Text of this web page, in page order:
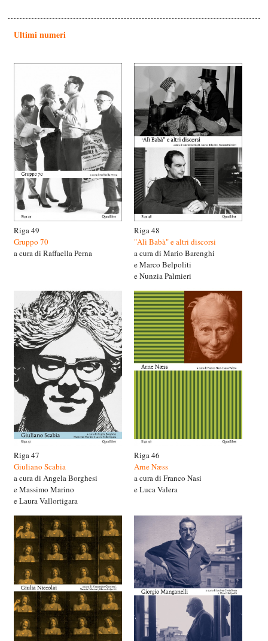
Ultimi numeri
Riga 49
Gruppo 70
a cura di Raffaella Perna
Riga 48
"Alì Babà" e altri discorsi
a cura di Mario Barenghi
e Marco Belpoliti
e Nunzia Palmieri
Riga 47
Giuliano Scabia
a cura di Angela Borghesi
e Massimo Marino
e Laura Vallortigara
Riga 46
Arne Næss
a cura di Franco Nasi
e Luca Valera